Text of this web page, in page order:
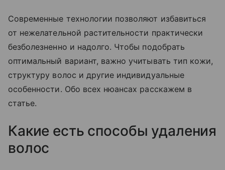
Современные технологии позволяют избавиться
от нежелательной растительности практически
безболезненно и надолго. Чтобы подобрать
оптимальный вариант, важно учитывать тип кожи,
структуру волос и другие индивидуальные
особенности. Обо всех нюансах расскажем в
статье.
Какие есть способы удаления
волос